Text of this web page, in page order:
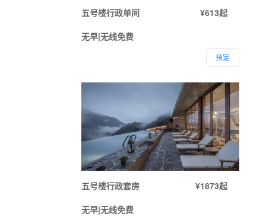
五号楼行政单间
¥613起
无早|无线免费
预定
五号楼行政套房
¥1873起
无早|无线免费